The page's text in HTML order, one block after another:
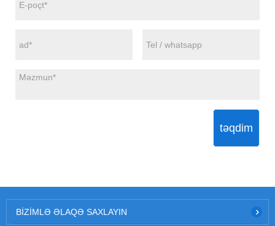
təqdim
BIZIMLƏ ƏLAQƏ SAXLAYIN